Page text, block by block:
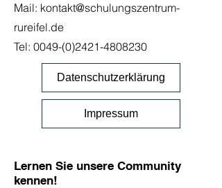
Mail: kontakt@schulungszentrum-
rureifel.de
Tel: 0049-(0)2421-4808230
Datenschutzerklärung
Impressum
Lernen Sie unsere Community
kennen!